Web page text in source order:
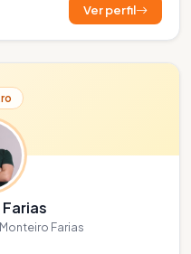
Ver perfil
Farias